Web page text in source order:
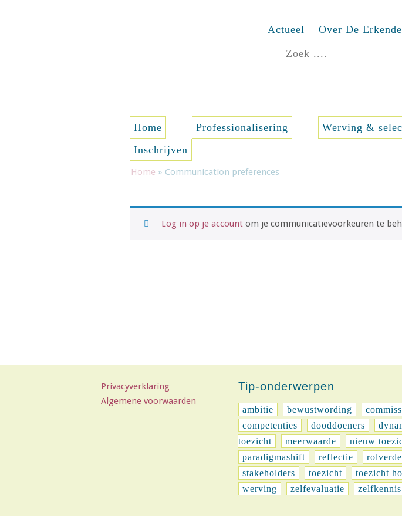
Actueel Over De
Zoeken
naar:
Home Professionalisering Werving &
Inschrijven
Home » Communication preferences
Log in op je accountom je communicatievoorkeuren te
Privacyverklaring
Algemene voorwaarden
Tip-onderwerpen
ambitie bewustwording
competenties
dooddoeners
toezicht
meerwaarde nieuw
paradigmashift
reflectie
stakeholders
toezicht toezicht
werving
zelfevaluatie zelfkennis